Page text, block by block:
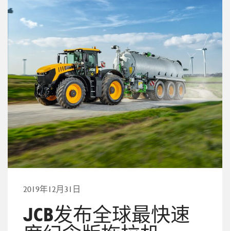
2019年12月31日
JCB发布全球最快速